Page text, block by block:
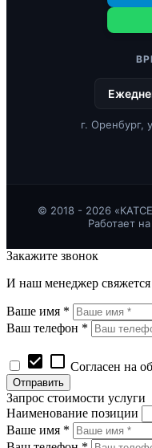
г. Оренбург,
© 2018 - 2026
Работает
Закажите звонок
И наш менеджер
Ваше имя *
Ваш телефон *
check_box check_box_outline_blank Согласен на
Запрос стоимости услуги
Наименование позиции
Ваше имя *